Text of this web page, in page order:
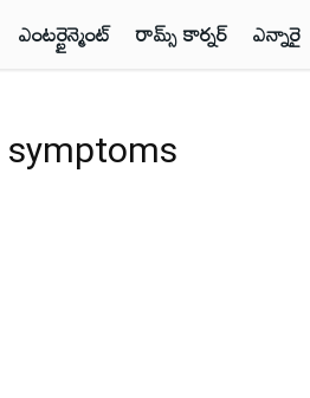
ఎంటర్టైన్మెంట్ రామ్స్ కార్నర్ ఎన్నారై
symptoms